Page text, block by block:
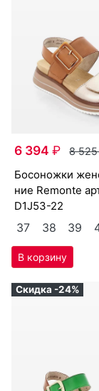
6 394₽ 8
бо­сонож­ки женс­кие лет­
ние Re­mon­te
D1J53-22
37 38 39
Скидка -24%